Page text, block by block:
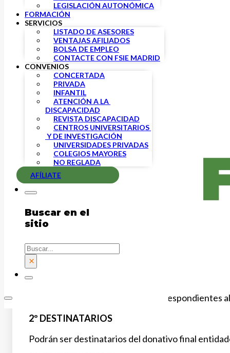
LEGISLACIÓN AUTONÓMICA
FORMACIÓN
SERVICIOS
LISTADO DE ASESORES
VENTAJAS AFILIADOS
BOLSA DE EMPLEO
CONTACTE CON FSIE MADRID
CONVENIOS
CONCERTADA
PRIVADA
INFANTIL
ATENCIÓN A LA
DISCAPACIDAD
REVISTA DISCAPACIDAD
CENTROS UNIVERSITARIOS
Y DE INVESTIGACIÓN
UNIVERSIDADES PRIVADAS
COLEGIOS MAYORES
NO REGLADA
AFÍLIATE
Buscar en el
sitio
Buscar
×
1º DONATIVO
FSIE MADRID donará 1.220 € correspondientes
2º DESTINATARIOS
Podrán ser destinatarios del donativo final